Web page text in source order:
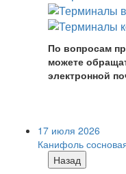
По вопросам
можете
электронной
17 июля 2026
Канифоль
Назад